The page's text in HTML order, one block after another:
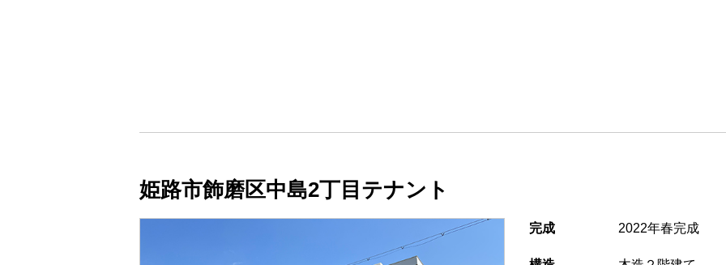
姫路市飾磨区中島2丁目テナント
完成 2022年春完成